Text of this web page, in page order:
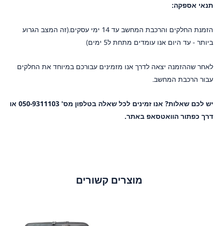
תנאי אספקה:
הזמנת החלקים והרכבת המחשב עד 14 ימי עסקים.(זה המצב הגרוע
ביותר - עד היום אנו עומדים מתחת ל5 ימים)
לאחר שההזמנה יצאה לדרך אנו מזמינים עבורכם במיוחד את החלקים
עבור הרכבת המחשב.
יש לכם שאלות? אנו זמינים לכל שאלה בטלפון מס' 050-9311103 או
דרך כפתור הוואטסאפ באתר.
מוצרים קשורים